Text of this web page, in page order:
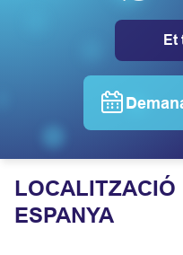
Et
LOCALITZACIÓ
ESPANYA